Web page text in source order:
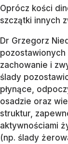
Oprócz kości
szczątki innych
Dr Grzegorz
zachowanie i
ślady
płynące,
osadzie oraz
struktur,
aktywnościami
(np. ślady